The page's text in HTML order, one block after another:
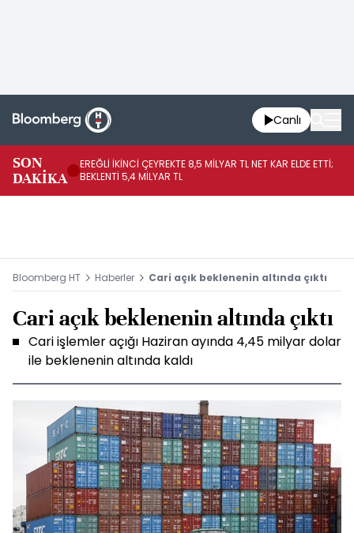
Canlı
SON
DAKİKA
EREĞLİ İKİNCİ ÇEYREKTE 8,5 MİLYAR TL NET KAR ELDE ETTİ;
BEKLENTİ 5,4 MİLYAR TL
Bloomberg HT Haberler Cari açık beklenenin altında çıktı
Cari açık beklenenin altında çıktı
Cari işlemler açığı Haziran ayında 4,45 milyar dolar
ile beklenenin altında kaldı